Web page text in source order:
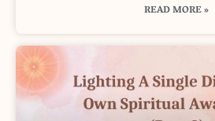
READ MORE »